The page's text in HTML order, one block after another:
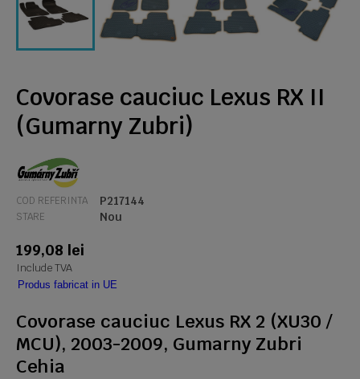
Covorase cauciuc Lexus RX II
(Gumarny Zubri)
COD REFERINTA P217144
STARE Nou
199,08 lei
Include TVA
Produs fabricat in UE
Covorase cauciuc Lexus RX 2 (XU30 /
MCU), 2003-2009, Gumarny Zubri
Cehia